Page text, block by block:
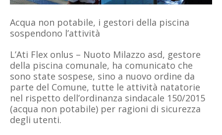
Acqua non potabile, i gestori della piscina
sospendono l’attività
L’Ati Flex onlus – Nuoto Milazzo asd, gestore
della piscina comunale, ha comunicato che
sono state sospese, sino a nuovo ordine da
parte del Comune, tutte le attività natatorie
nel rispetto dell’ordinanza sindacale 150/2015
(acqua non potabile) per ragioni di sicurezza
degli utenti.